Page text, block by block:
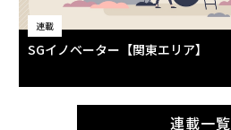
連載
SGイノベーター【関東エリア】
連載一覧